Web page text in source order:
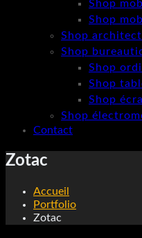
Shop
Shop
Shop
Shop
Shop
Shop
Shop
Shop
Contact
Zotac
Accueil
Portfolio
Zotac